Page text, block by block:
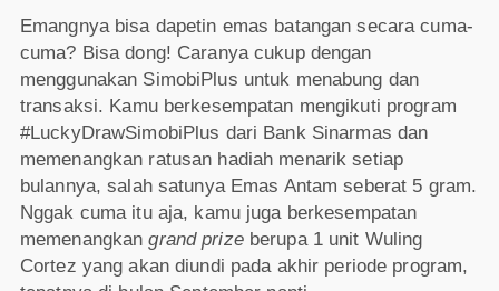
Emangnya bisa dapetin emas batangan secara cuma-
cuma? Bisa dong! Caranya cukup dengan
menggunakan SimobiPlus untuk menabung dan
transaksi. Kamu berkesempatan mengikuti program
#LuckyDrawSimobiPlus dari Bank Sinarmas dan
memenangkan ratusan hadiah menarik setiap
bulannya, salah satunya Emas Antam seberat 5 gram.
Nggak cuma itu aja, kamu juga berkesempatan
memenangkangrand prize berupa 1 unit Wuling
Cortez yang akan diundi pada akhir periode program,